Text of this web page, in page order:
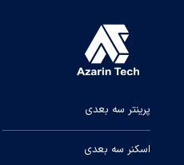
پرینتر سه بعدی
اسکنر سه بعدی